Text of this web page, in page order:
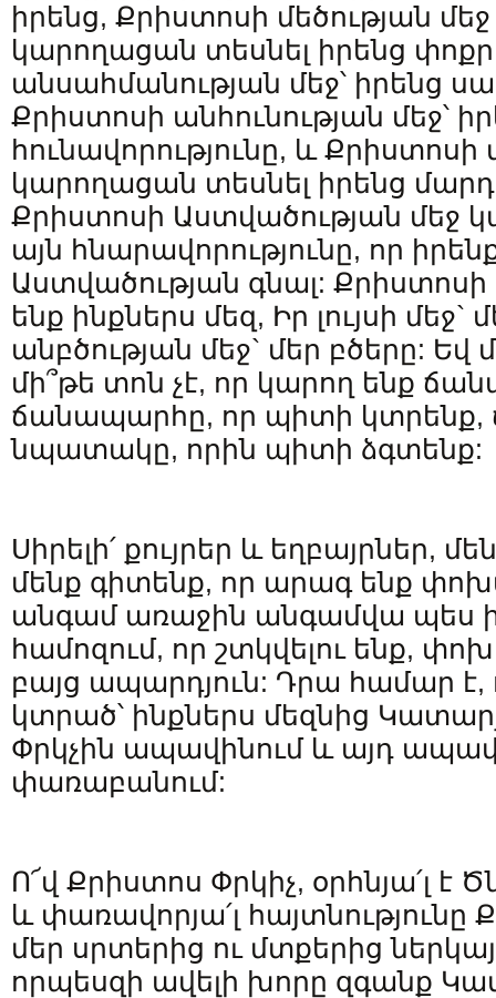
իրենց, Քրիստոսի մեծության
կարողացան տեսնել իրենց
անսահմանության մեջ՝ իրենց
Քրիստոսի անհունության մեջ՝
հունավորությունը, և Քրիստոսի
կարողացան տեսնել իրենց
Քրիստոսի Աստվածության մեջ
այն հնարավորությունը, որ
Աստվածության գնալ: Քրիստոսի
ենք ինքներս մեզ, Իր լույսի
անբծության մեջ` մեր բծերը: Եվ
մի՞թե տոն չէ, որ կարող ենք
ճանապարհը, որ պիտի կտրենք,
նպատակը, որին պիտի ձգտենք:
Սիրելի՛ քույրեր և եղբայրներ,
մենք գիտենք, որ արագ ենք
անգամ առաջին անգամվա պես
համոզում, որ շտկվելու ենք,
բայց ապարդյուն: Դրա համար է,
կտրած՝ ինքներս մեզնից
Փրկչին ապավինում և այդ
փառաբանում:
Ո՜վ Քրիստոս Փրկիչ, օրհնյա՛լ է
և փառավորյա՛լ
մեր սրտերից ու մտքերից
որպեսզի ավելի խորը զգանք